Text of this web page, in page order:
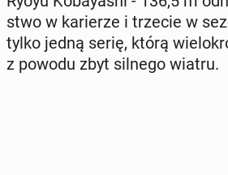
stwo w ka­rie­rze i trzecie w
tylko jedną serię, którą
z powodu zbyt silnego wiatru.